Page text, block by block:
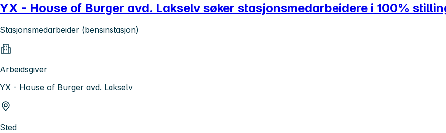
YX - House of Burger avd. Lakselv søker stasjonsmedarbeidere i 100%
Stasjonsmedarbeider (bensinstasjon)
Arbeidsgiver
YX - House of Burger avd. Lakselv
Sted